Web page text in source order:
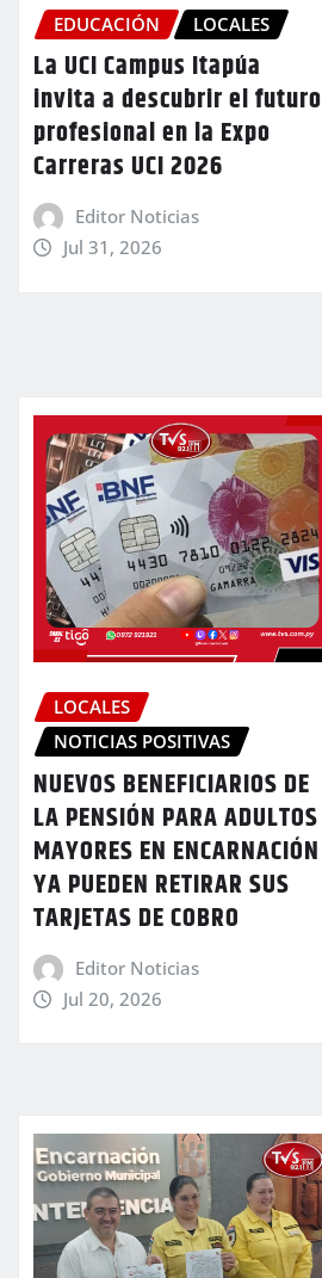
EDUCACIÓN LOCALES
La UCI Campus Itapúa
invita a descubrir el futuro
profesional en la Expo
Carreras UCI 2026
Editor Noticias
Jul 31, 2026
LOCALES
NOTICIAS POSITIVAS
NUEVOS BENEFICIARIOS DE
LA PENSIÓN PARA ADULTOS
MAYORES EN ENCARNACIÓN
YA PUEDEN RETIRAR SUS
TARJETAS DE COBRO
Editor Noticias
Jul 20, 2026